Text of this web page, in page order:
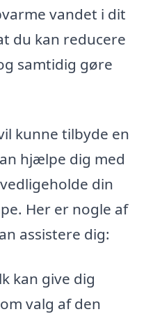
vandet i dit
du kan reducere
samtidig gøre
kunne tilbyde en
hjælpe dig med
din
Her er nogle af
assistere dig:
kan give dig
valg af den